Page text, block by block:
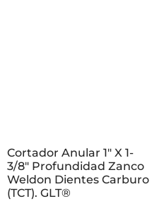
Cortador Anular 1″ X 1-
3/8″ Profundidad Zanco
Weldon Dientes Carburo
(TCT). GLT®